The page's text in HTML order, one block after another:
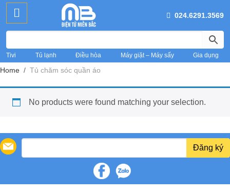
024.6291.3569
Tivi Tủ lạnh Điều hòa Máy giặt – Máy sấy Gia dụng
Home Tủ chăm sóc quần áo
No products were found matching your selection.
Đăng ký